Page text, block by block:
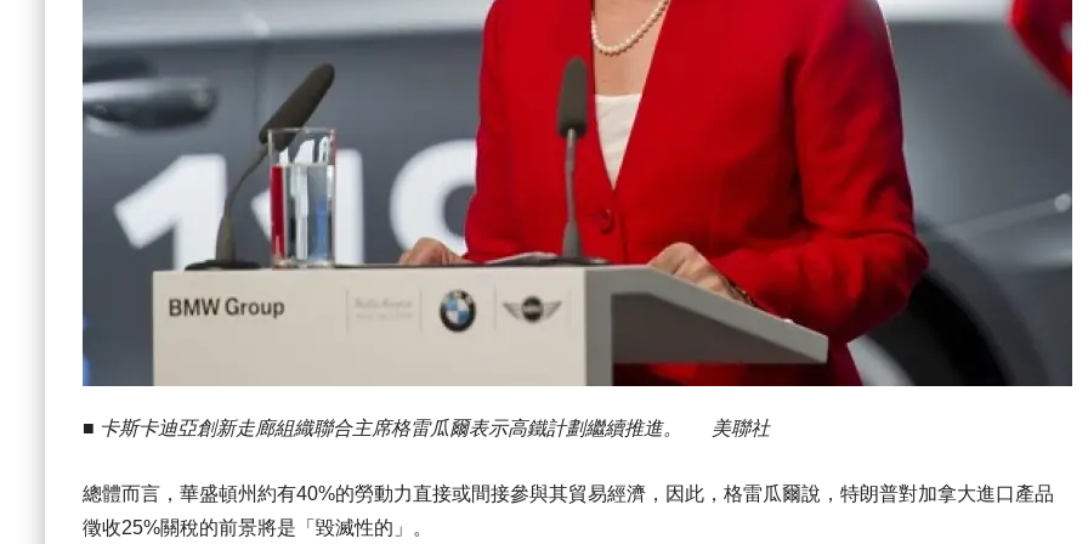
■ 卡斯卡迪亞創新走廊組織聯合主席格雷瓜爾表示高鐵計劃繼續推進。 美聯社
總體而言，華盛頓州約有40%的勞動力直接或間接參與其貿易經濟，因此，格雷瓜爾說，特朗普對加拿大進口產品
徵收25%關稅的前景將是「毀滅性的」。